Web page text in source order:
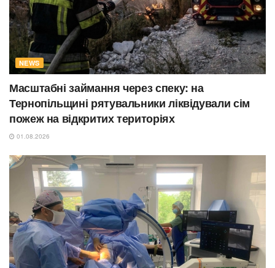
NEWS
Масштабні займання через спеку: на
Тернопільщині рятувальники ліквідували сім
пожеж на відкритих територіях
01.08.2026